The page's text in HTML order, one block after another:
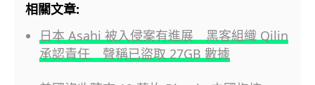
相關文章:
日本 Asahi 被入侵案有進展 黑客組織 Qilin
承認責任 聲稱已盜取 27GB 數據